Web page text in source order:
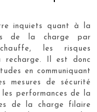
inquiets quant à la
de la charge par
les risques
recharge. Il est donc
en communiquant
mesures de sécurité
performances de la
de la charge filaire